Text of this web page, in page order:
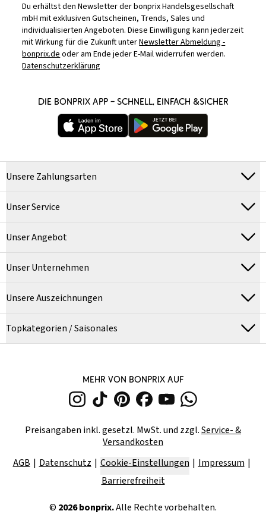
Du erhältst den Newsletter der bonprix Handelsgesellschaft
mbH mit exklusiven Gutscheinen, Trends, Sales und
individualisierten Angeboten. Diese Einwilligung kann jederzeit
mit Wirkung für die Zukunft unterNewsletter Abmeldung -
bonprix.deoder am Ende jeder E-Mail widerrufen werden.
Datenschutzerklärung
DIE BONPRIX APP – SCHNELL, EINFACH &SICHER
Unsere Zahlungsarten
Unser Service
Unser Angebot
Unser Unternehmen
Unsere Auszeichnungen
Topkategorien / Saisonales
MEHR VON BONPRIX AUF
Preisangaben inkl. gesetzl. MwSt. und zzgl.Service- &
Versandkosten
AGB
Datenschutz Cookie-Einstellungen
Impressum
Barrierefreiheit
© 2026bonprix.Alle Rechte vorbehalten.